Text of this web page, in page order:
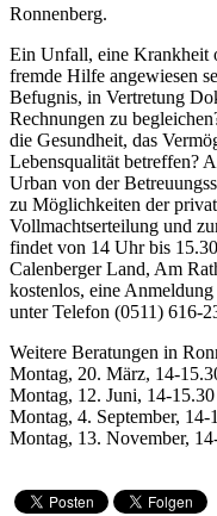
Ronnenberg.
Ein Unfall, eine Krankheit
fremde Hilfe angewiesen
Befugnis, in Vertretung
Rechnungen zu
die Gesundheit, das
Lebensqualität betreffen?
Urban von der
zu Möglichkeiten der
Vollmachtserteilung und
findet von 14 Uhr bis
Calenberger Land, Am
kostenlos, eine
unter Telefon (0511) 616-
Weitere Beratungen in
Montag, 20. März, 14-
Montag, 12. Juni, 14-
Montag, 4. September, 14-
Montag, 13. November,